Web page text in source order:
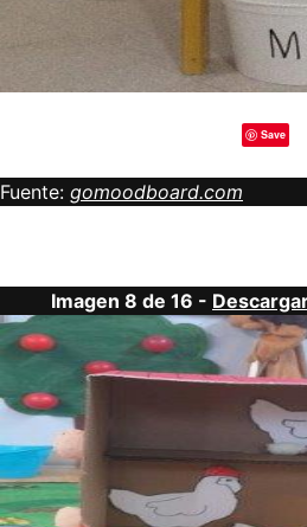
Save
Fuente: gomoodboard.com
Imagen 8 de 16 -